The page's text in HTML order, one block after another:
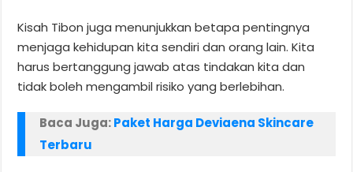
Kisah Tibon juga menunjukkan betapa pentingnya
menjaga kehidupan kita sendiri dan orang lain. Kita
harus bertanggung jawab atas tindakan kita dan
tidak boleh mengambil risiko yang berlebihan.
Baca Juga:Paket Harga Deviaena Skincare
Terbaru